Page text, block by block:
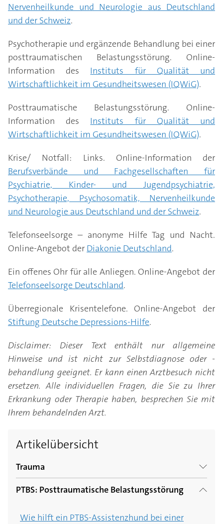
Therapeuten.
Vergewaltigungs- und Folteropfer, Opfern von
Gewaltverbrechen sowie bei Soldaten nach einem
Selbstmordversuche. Studien deuten darauf hin,
dass etwa 80 Prozent der PTBS-Betroffenen in
ihrem Leben an mindestens einer weiteren
psychischen Störung erkranken.
Nervenheilkunde und Neurologie aus Deutschland
und der Schweiz.
Psychotherapie und ergänzende Behandlung bei einer
posttraumatischen Belastungsstörung. Online-
Information des Instituts für Qualität und
Wirtschaftlichkeit im Gesundheitswesen (IQWiG).
Posttraumatische Belastungsstörung. Online-
Information des Instituts für Qualität und
Wirtschaftlichkeit im Gesundheitswesen (IQWiG).
Krise/ Notfall: Links. Online-Information der
Berufsverbände und Fachgesellschaften für
Psychiatrie, Kinder- und Jugendpsychiatrie,
Psychotherapie, Psychosomatik, Nervenheilkunde
und Neurologie aus Deutschland und der Schweiz.
Telefonseelsorge – anonyme Hilfe Tag und Nacht.
Online-Angebot der Diakonie Deutschland.
Ein offenes Ohr für alle Anliegen. Online-Angebot der
Telefonseelsorge Deutschland.
Überregionale Krisentelefone. Online-Angebot der
Stiftung Deutsche Depressions-Hilfe.
Disclaimer: Dieser Text enthält nur allgemeine
Hinweise und ist nicht zur Selbstdiagnose oder -
behandlung geeignet. Er kann einen Arztbesuch nicht
ersetzen. Alle individuellen Fragen, die Sie zu Ihrer
Erkrankung oder Therapie haben, besprechen Sie mit
Ihrem behandelnden Arzt.
Artikelübersicht
Trauma
Trauma verarbeiten: Wie kann ich ein Trauma
PTBS: Posttraumatische Belastungsstörung
Wie hilft ein PTBS-Assistenzhund bei einer